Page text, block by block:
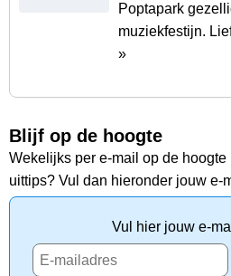
Poptapark
muziekfestijn.
»
Blijf op de hoogte
Wekelijks per e-mail op de
uittips? Vul dan hieronder jouw e-
Vul hier jouw e-